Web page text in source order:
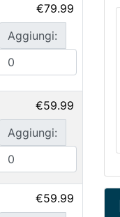
€79.99
Aggiungi:
€59.99
Aggiungi:
€59.99